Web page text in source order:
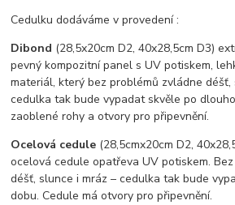
Cedulku dodáváme v provedení :
Dibond (28,5x20cm D2, 40x28,5cm D3)
pevný kompozitní panel s UV potiskem,
materiál, který bez problémů zvládne déšť,
cedulka tak bude vypadat skvěle po
zaoblené rohy a otvory pro připevnění.
Ocelová cedule (28,5cmx20cm D2,
ocelová cedule opatřeva UV potiskem.
déšť, slunce i mráz – cedulka tak bude
dobu. Cedule má otvory pro připevnění.